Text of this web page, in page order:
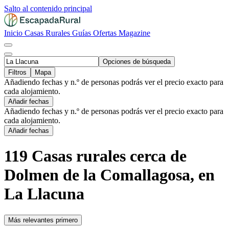
Salto al contenido principal
Inicio Casas Rurales Guías Ofertas Magazine
Opciones de búsqueda
Filtros
Mapa
Añadiendo fechas y n.º de personas podrás ver el precio exacto para
cada alojamiento.
Añadir fechas
Añadiendo fechas y n.º de personas podrás ver el precio exacto para
cada alojamiento.
Añadir fechas
119 Casas rurales cerca de
Dolmen de la Comallagosa, en
La Llacuna
Más relevantes primero